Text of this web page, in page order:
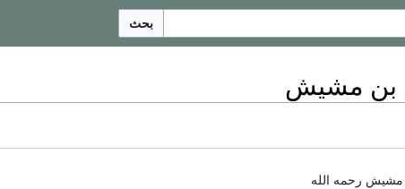
بحث
بن مشيش
مشيش رحمه الله